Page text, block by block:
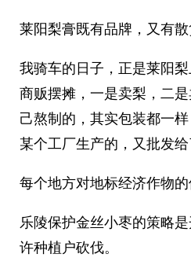
莱阳梨膏既有品牌，又有散
我骑车的日子，正是莱阳
商贩摆摊，一是卖梨，二
己熬制的，其实包装都一
某个工厂生产的，又批发给
每个地方对地标经济作物的
乐陵保护金丝小枣的策略
许种植户砍伐。